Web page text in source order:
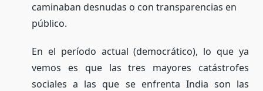
caminaban desnudas o con transparencias en
público.
En el período actual (democrático), lo que ya
vemos es que las tres mayores catástrofes
sociales a las que se enfrenta India son las